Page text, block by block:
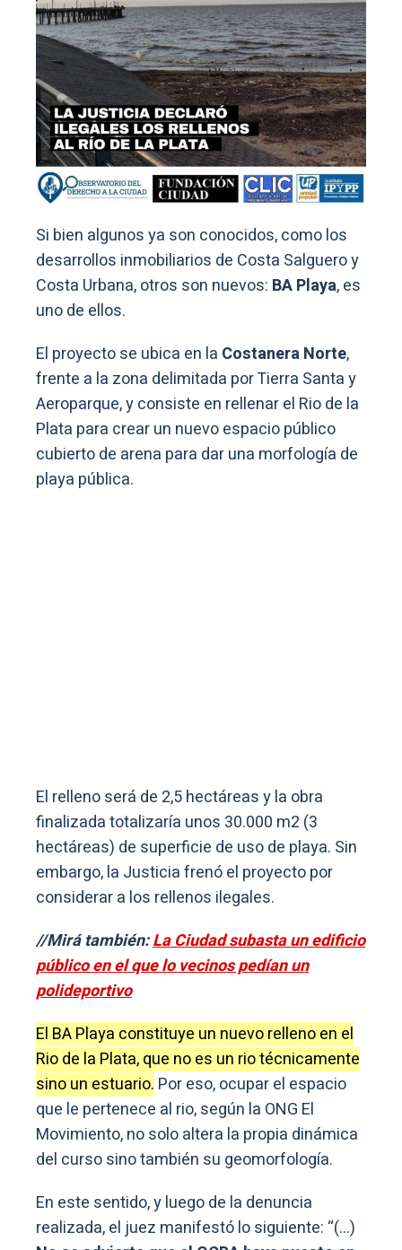
Si bien algunos ya son conocidos, como los
desarrollos inmobiliarios de Costa Salguero y
Costa Urbana, otros son nuevos: BA Playa, es
uno de ellos.
El proyecto se ubica en la Costanera Norte,
frente a la zona delimitada por Tierra Santa y
Aeroparque, y consiste en rellenar el Rio de la
Plata para crear un nuevo espacio público
cubierto de arena para dar una morfología de
playa pública.
El relleno será de 2,5 hectáreas y la obra
finalizada totalizaría unos 30.000 m2 (3
hectáreas) de superficie de uso de playa. Sin
embargo, la Justicia frenó el proyecto por
considerar a los rellenos ilegales.
//Mirá también:La Ciudad subasta un edificio
público en el que lo vecinos pedían un
polideportivo
El BA Playa constituye un nuevo relleno en el
Rio de la Plata, que no es un rio técnicamente
sino un estuario. Por eso, ocupar el espacio
que le pertenece al rio, según la ONG El
Movimiento, no solo altera la propia dinámica
del curso sino también su geomorfología.
En este sentido, y luego de la denuncia
realizada, el juez manifestó lo siguiente: “(…)